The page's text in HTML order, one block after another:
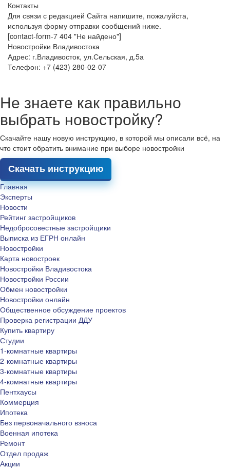
Контакты
Для связи с редакцией Сайта напишите, пожалуйста,
используя форму отправки сообщений ниже.
[contact-form-7 404 "Не найдено"]
Новостройки Владивостока
Адрес: г.Владивосток, ул.Сельская, д.5а
Телефон: +7 (423) 280-02-07
Не знаете как правильно
выбрать новостройку?
Скачайте нашу новую инструкцию, в которой мы описали всё, на
что стоит обратить внимание при выборе новостройки
Скачать инструкцию
Главная
Эксперты
Новости
Рейтинг застройщиков
Недобросовестные застройщики
Выписка из ЕГРН онлайн
Новостройки
Карта новостроек
Новостройки Владивостока
Новостройки России
Обмен новостройки
Новостройки онлайн
Общественное обсуждение проектов
Проверка регистрации ДДУ
Купить квартиру
Студии
1-комнатные квартиры
2-комнатные квартиры
3-комнатные квартиры
4-комнатные квартиры
Пентхаусы
Коммерция
Ипотека
Без первоначального взноса
Военная ипотека
Ремонт
Отдел продаж
Акции